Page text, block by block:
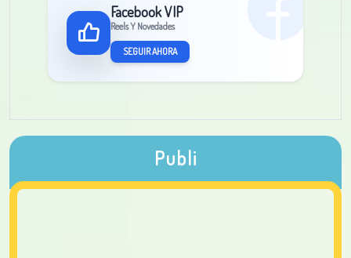
Facebook VIP
Reels Y Novedades
SEGUIR AHORA
Publi